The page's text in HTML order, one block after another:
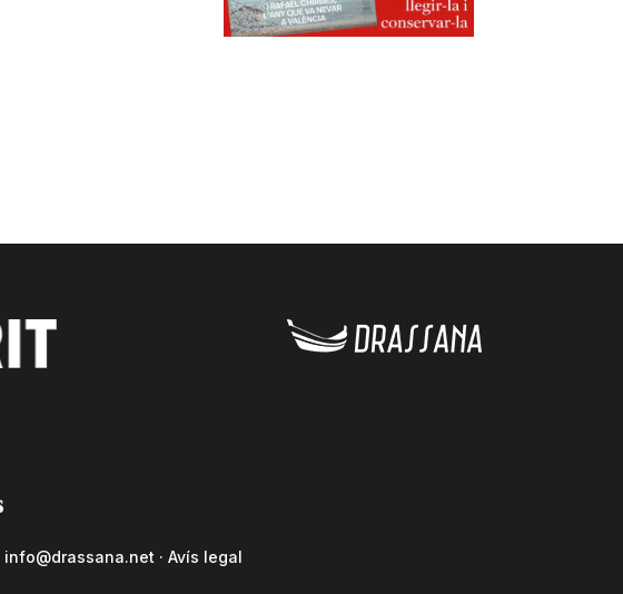
info@drassana.net · Avís legal